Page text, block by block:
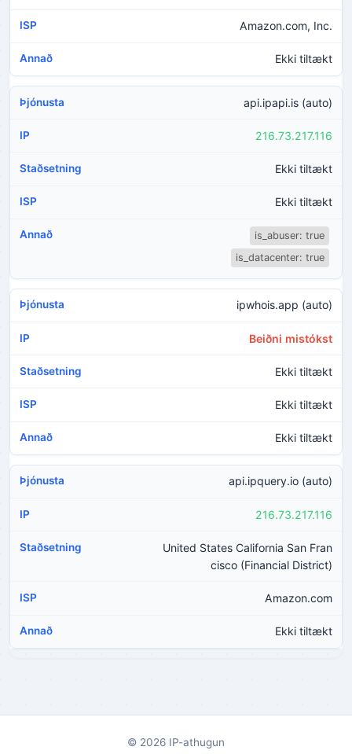
Amazon.com, Inc.
Ekki tiltækt
api.ipapi.is (auto)
216.73.217.116
Ekki tiltækt
Ekki tiltækt
is_abuser: true
is_datacenter: true
ipwhois.app (auto)
Beiðni mistókst
Ekki tiltækt
Ekki tiltækt
Ekki tiltækt
api.ipquery.io (auto)
216.73.217.116
United States California San Fran
cisco (Financial District)
Amazon.com
Ekki tiltækt
© 2026 IP-athugun